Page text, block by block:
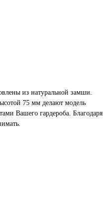
из натуральной замши.
75 мм делают модель
Вашего гардероба. Благодаря